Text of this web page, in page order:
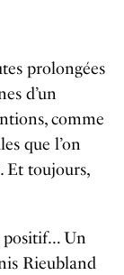
prolongées
d’un
comme
que l’on
Et toujours,
positif… Un
Rieubland